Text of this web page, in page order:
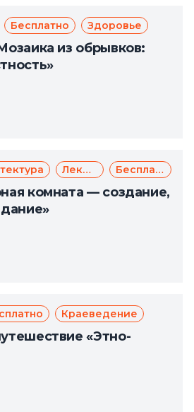
Бесплатно Здоровье
из обрывков:
Лекции Бесплатно
комната — создание,
Краеведение
«Этно-